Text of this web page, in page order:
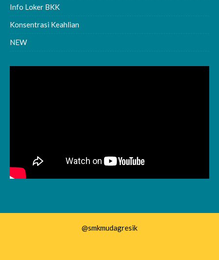
Info Loker BKK
Konsentrasi Keahlian
NEW
@smkmudagresik